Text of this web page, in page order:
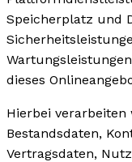
Speicherplatz und
dieses
Hierbei
Bestandsdaten,
Vertragsdaten,